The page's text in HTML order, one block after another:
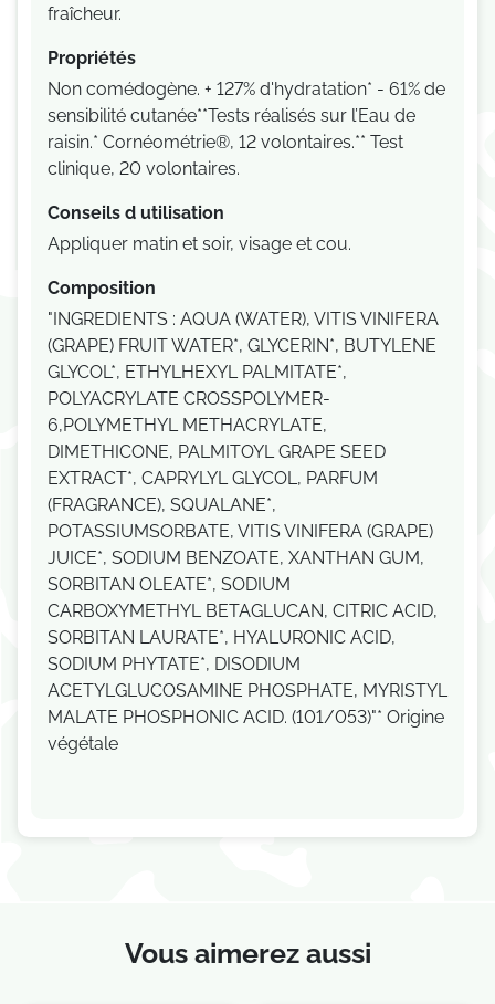
fraîcheur.
Propriétés
Non comédogène. + 127% d'hydratation* - 61% de
sensibilité cutanée**Tests réalisés sur l’Eau de
raisin.* Cornéométrie®, 12 volontaires.** Test
clinique, 20 volontaires.
Conseils d utilisation
Appliquer matin et soir, visage et cou.
Composition
"INGREDIENTS : AQUA (WATER), VITIS VINIFERA
(GRAPE) FRUIT WATER*, GLYCERIN*, BUTYLENE
GLYCOL*, ETHYLHEXYL PALMITATE*,
POLYACRYLATE CROSSPOLYMER-
6,POLYMETHYL METHACRYLATE,
DIMETHICONE, PALMITOYL GRAPE SEED
EXTRACT*, CAPRYLYL GLYCOL, PARFUM
(FRAGRANCE), SQUALANE*,
POTASSIUMSORBATE, VITIS VINIFERA (GRAPE)
JUICE*, SODIUM BENZOATE, XANTHAN GUM,
SORBITAN OLEATE*, SODIUM
CARBOXYMETHYL BETAGLUCAN, CITRIC ACID,
SORBITAN LAURATE*, HYALURONIC ACID,
SODIUM PHYTATE*, DISODIUM
ACETYLGLUCOSAMINE PHOSPHATE, MYRISTYL
MALATE PHOSPHONIC ACID. (101/053)"* Origine
végétale
Vous aimerez aussi